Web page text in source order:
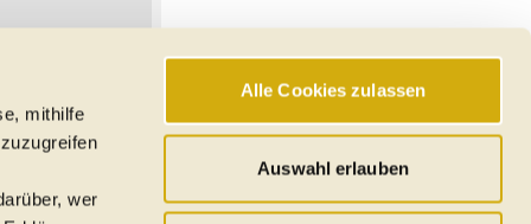
mithilfe
wer
Alle Cookies zulassen
Auswahl erlauben
Reichweiten